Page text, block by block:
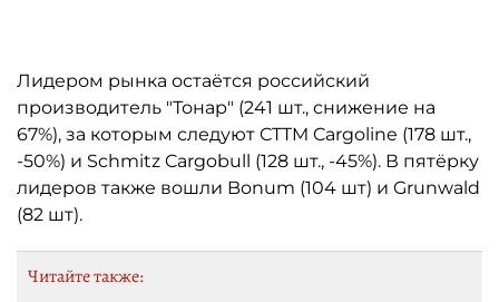
Лидером рынка остаётся российский
производитель "Тонар" (241 шт., снижение на
67%), за которым следуют CTTM Cargoline (178 шт.,
-50%) и Schmitz Cargobull (128 шт., -45%). В пятёрку
лидеров также вошли Bonum (104 шт) и Grunwald
(82 шт).
Читайте также: